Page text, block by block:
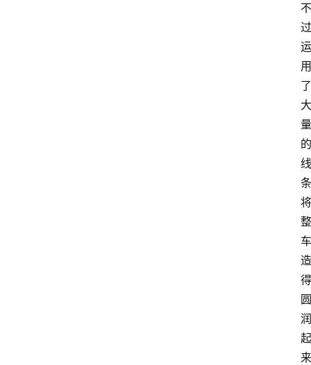
不
过
运
用
了
大
量
的
线
条
将
整
车
造
得
圆
润
起
来